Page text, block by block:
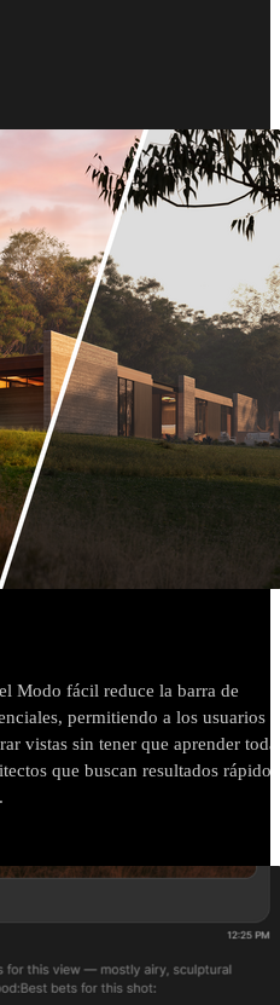
Modo fácil reduce la barra de
permitiendo a los usuarios
vistas sin tener que aprender toda
que buscan resultados rápidos